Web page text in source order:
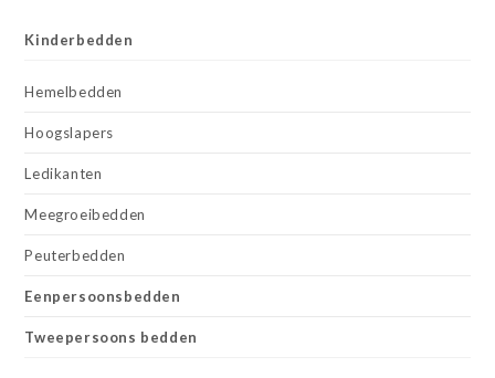
Kinderbedden
Hemelbedden
Hoogslapers
Ledikanten
Meegroeibedden
Peuterbedden
Eenpersoonsbedden
Tweepersoons bedden